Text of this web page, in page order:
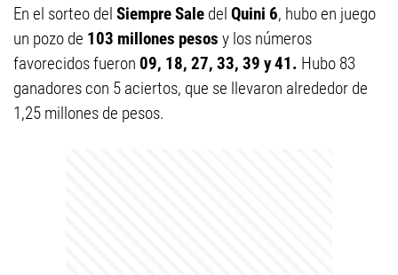
En el sorteo del Siempre Sale del Quini 6, hubo en juego
un pozo de 103 millones pesos y los números
favorecidos fueron 09, 18, 27, 33, 39 y 41. Hubo 83
ganadores con 5 aciertos, que se llevaron alrededor de
1,25 millones de pesos.